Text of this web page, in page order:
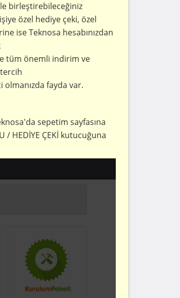
birleştirebileceğiniz
özel hediye çeki, özel
ise Teknosa hesabınızdan
tüm önemli indirim ve
olmanızda fayda var.
sepetim sayfasına
/ HEDİYE ÇEKİ kutucuğuna